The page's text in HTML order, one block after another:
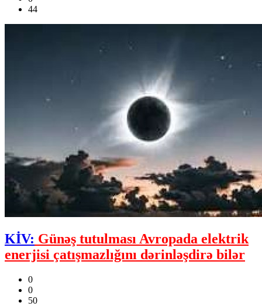
44
KİV: Günəş tutulması Avropada elektrik
enerjisi çatışmazlığını dərinləşdirə bilər
0
0
50